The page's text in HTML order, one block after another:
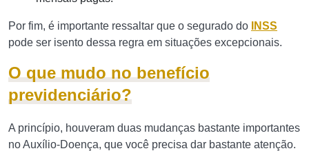
Por fim, é importante ressaltar que o segurado do
INSS
pode ser isento dessa regra em situações excepcionais.
O que mudo no benefício
previdenciário?
A princípio, houveram duas mudanças bastante importantes
no Auxílio-Doença, que você precisa dar bastante atenção.